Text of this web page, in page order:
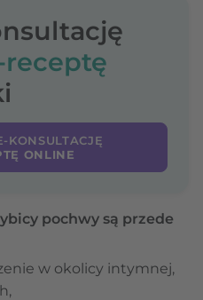
receptę
KONSULTACJĘ
ONLINE
pochwy są przede
w okolicy intymnej,